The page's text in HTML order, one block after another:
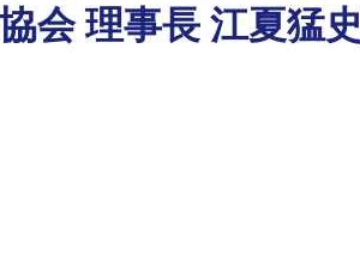
会 理事長 江夏猛史